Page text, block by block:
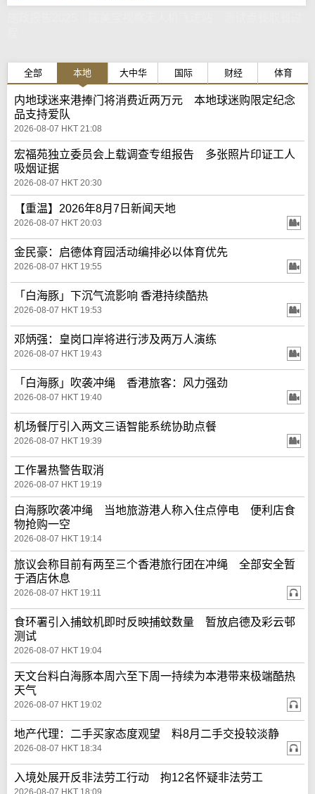
全部 本地 大中华 国际 财经 体育
内地球迷来港捧门将消费近两万元 本地球迷购限定纪念
品支持爱队
2026-08-07 HKT 21:08
宏福苑独立委员会上载调查专组报告 多张照片印证工人
吸烟证据
2026-08-07 HKT 20:30
【重温】2026年8月7日新闻天地
2026-08-07 HKT 20:03
金民豪：启德体育园活动编排必以体育优先
2026-08-07 HKT 19:55
「白海豚」下沉气流影响 香港持续酷热
2026-08-07 HKT 19:53
邓炳强：皇岗口岸将进行涉及两万人演练
2026-08-07 HKT 19:43
「白海豚」吹袭冲绳 香港旅客：风力强劲
2026-08-07 HKT 19:40
机场餐厅引入两文三语智能系统协助点餐
2026-08-07 HKT 19:39
工作暑热警告取消
2026-08-07 HKT 19:19
白海豚吹袭冲绳 当地旅游港人称入住点停电 便利店食
物抢购一空
2026-08-07 HKT 19:14
旅议会称目前有两至三个香港旅行团在冲绳 全部安全暂
于酒店休息
2026-08-07 HKT 19:11
食环署引入捕蚊机即时反映捕蚊数量 暂放启德及彩云邨
测试
2026-08-07 HKT 19:04
天文台料白海豚本周六至下周一持续为本港带来极端酷热
天气
2026-08-07 HKT 19:02
地产代理：二手买家态度观望 料8月二手交投较淡静
2026-08-07 HKT 18:34
入境处展开反非法劳工行动 拘12名怀疑非法劳工
2026-08-07 HKT 18:09